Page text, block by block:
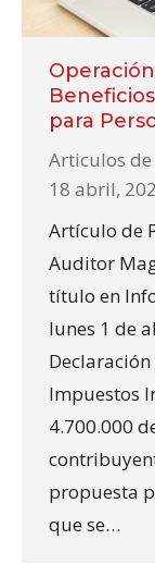
para
Articulos de
18 abril,
Artículo de
Auditor
título en
lunes 1 de
Declaración
Impuestos
4.700.000
propuesta
que se…